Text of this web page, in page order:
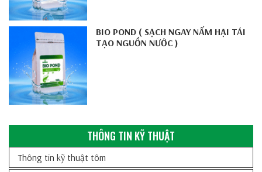
BIO POND ( SẠCH NGAY NẤM HẠI TÁI
TẠO NGUỒN NƯỚC )
THÔNG TIN KỸ THUẬT
Thông tin kỹ thuật tôm